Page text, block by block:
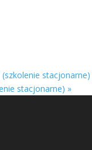
stacjonarne)
stacjonarne) »